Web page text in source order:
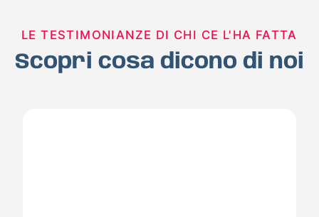
LE TESTIMONIANZE DI CHI CE L'HA FATTA
Scopri cosa dicono di noi